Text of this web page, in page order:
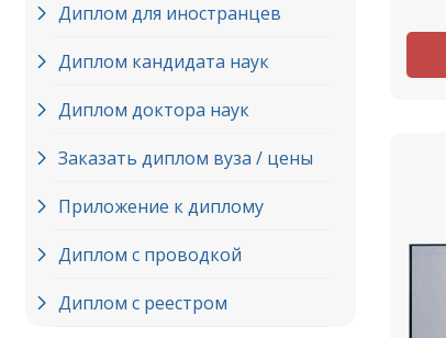
Диплом для иностранцев
Диплом кандидата наук
Диплом доктора наук
Заказать диплом вуза / цены
Приложение к диплому
Диплом с проводкой
Диплом с реестром